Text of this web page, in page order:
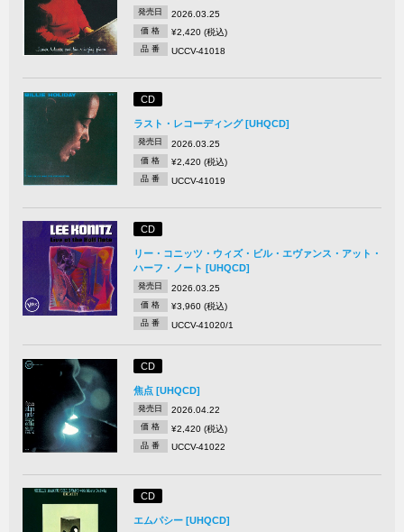
発売日 2026.03.25
価 格 ¥2,420 (税込)
品 番 UCCV-41018
CD
ラスト・レコーディング [UHQCD]
発売日 2026.03.25
価 格 ¥2,420 (税込)
品 番 UCCV-41019
CD
リー・コニッツ・ウィズ・ビル・エヴァンス・アット・
ハーフ・ノート [UHQCD]
発売日 2026.03.25
価 格 ¥3,960 (税込)
品 番 UCCV-41020/1
CD
焦点 [UHQCD]
発売日 2026.04.22
価 格 ¥2,420 (税込)
品 番 UCCV-41022
CD
エムパシー [UHQCD]